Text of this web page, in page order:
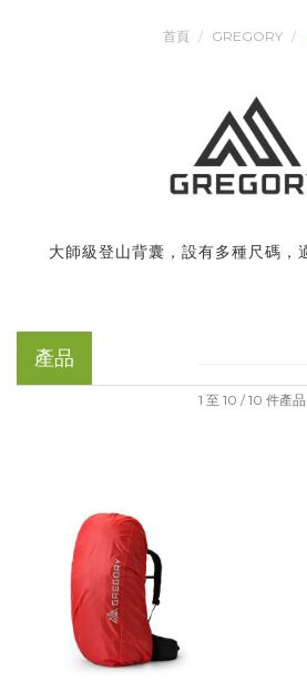
首頁 GREGORY
大師級登山背囊，設有多種尺碼，
產品
1 至 10 / 10 件產品